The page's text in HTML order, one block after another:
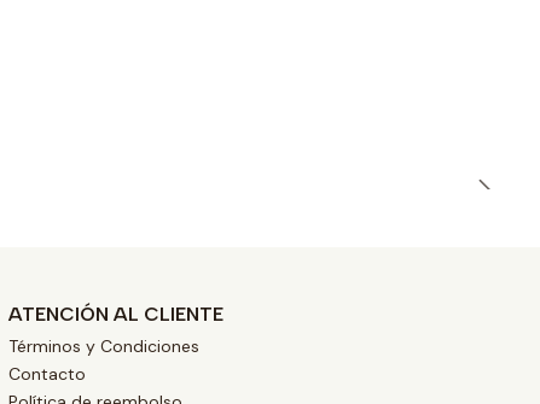
ATENCIÓN AL CLIENTE
Términos y Condiciones
Contacto